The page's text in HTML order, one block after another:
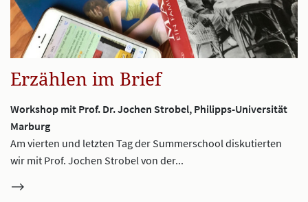
Erzählen im Brief
Workshop mit Prof. Dr. Jochen Strobel, Philipps-Universität
Marburg
Am vierten und letzten Tag der Summerschool diskutierten
wir mit Prof. Jochen Strobel von der...